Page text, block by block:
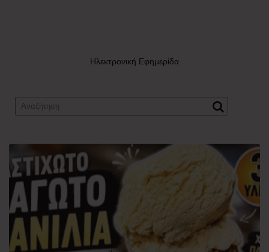
Ηλεκτρονική Εφημερίδα